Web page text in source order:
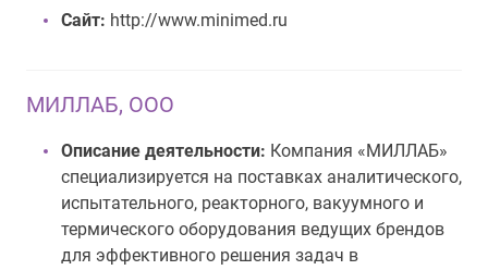
Сайт: http://www.minimed.ru
МИЛЛАБ, ООО
Описание деятельности: Компания «МИЛЛАБ»
специализируется на поставках аналитического,
испытательного, реакторного, вакуумного и
термического оборудования ведущих брендов
для эффективного решения задач в